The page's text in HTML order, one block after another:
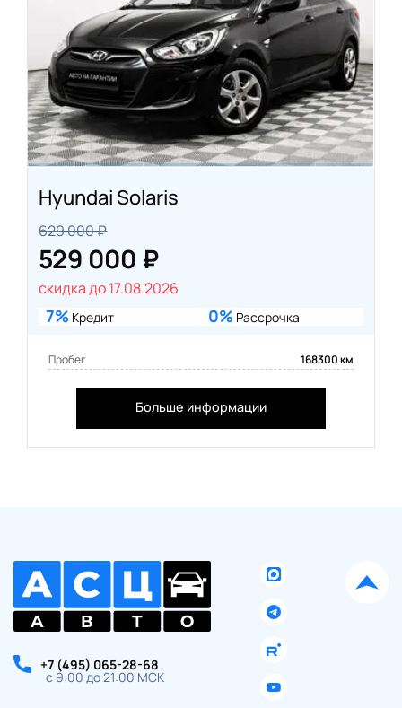
Hyundai Solaris
629 000 ₽
529 000 ₽
скидка до 17.08.2026
7% Кредит 0% Рассрочка
Пробег 168300 км
Больше информации
+7 (495) 065-28-68
с 9:00 до 21:00 МСК